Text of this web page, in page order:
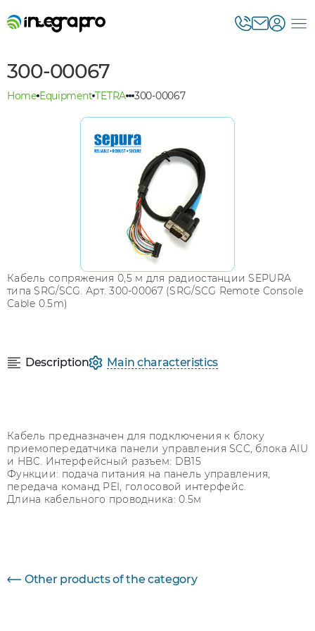
300-00067
Home Equipment TETRA 300-00067
Кабель сопряжения 0,5 м для радиостанции SEPURA
типа SRG/SCG. Арт. 300-00067 (SRG/SCG Remote Console
Cable 0.5m)
Description Main characteristics
Кабель предназначен для подключения к блоку
приемопередатчика панели управления SCC, блока AIU
и HBC. Интерфейсный разъем: DB15
Функции: подача питания на панель управления,
передача команд PEI, голосовой интерфейс.
Длина кабельного проводника: 0.5м
Other products of the category